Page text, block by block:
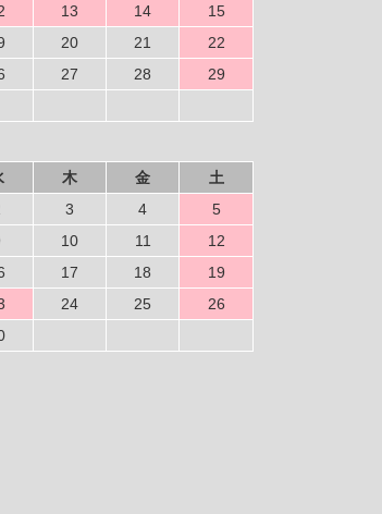
13 14
15
20 21
22
27 28
29
木 金
土
3 4
5
10 11
12
17 18
19
24 25
26